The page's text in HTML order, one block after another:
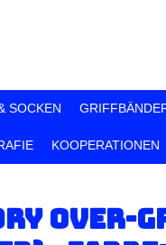
SOCKEN
KOOPERATIONEN
Over-